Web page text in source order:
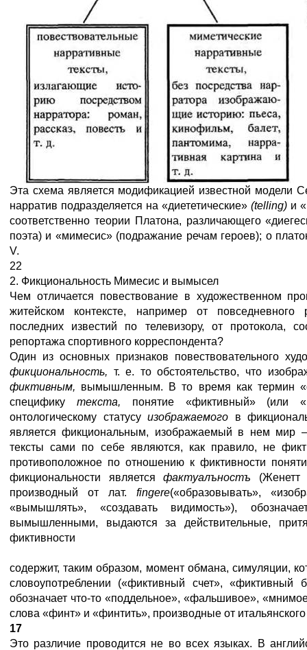
Эта схема является модификацией известной модели
нарратив подразделяется на «диететические» (telling) и
соответственно теории Платона, различающего
поэта) и «мимесис» (подражание речам героев); о
V.
22
2. Фикциональность Мимесис и вымысел
Чем отличается повествование в художественном
житейском контексте, например от повседневного
последних известий по телевизору, от протокола,
репортажа спортивного корреспондента?
Один из основных признаков повествовательного
фикциональность, т. е. то обстоятельство, что
фиктивным, вымышленным. В то время как термин
специфику текста, понятие «фиктивный» (или
онтологическому статусуизображаемого в
является фикциональным, изображаемый в нем
тексты сами по себе являются, как правило, не
противоположное по отношению к фиктивности
фикциональности являетсяфактуалъностъ
производный от лат. fingere(«образовывать»,
«вымышлять», «создавать видимость»),
вымышленными, выдаются за действительные,
фиктивности
содержит, таким образом, момент обмана, симуляции,
словоупотреблении («фиктивный счет», «фиктивный
обозначает что-то «поддельное», «фальшивое»,
слова «финт» и «финтить», производные от
17
Это различие проводится не во всех языках. В